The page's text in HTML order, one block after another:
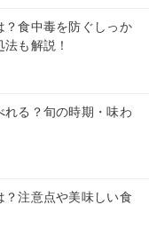
？食中毒を防ぐしっか
も解説！
れる？旬の時期・味わ
？注意点や美味しい食